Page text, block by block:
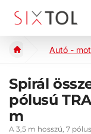
Autó -
Spirál
pólusú
m
A 3,5 m hosszú, 7